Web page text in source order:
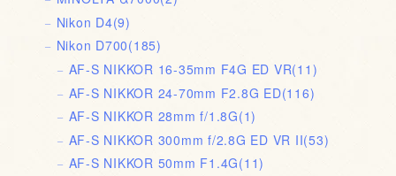
Nikon D4(9)
Nikon D700(185)
AF-S NIKKOR 16-35mm F4G ED VR(11)
AF-S NIKKOR 24-70mm F2.8G ED(116)
AF-S NIKKOR 28mm f/1.8G(1)
AF-S NIKKOR 300mm f/2.8G ED VR II(53)
AF-S NIKKOR 50mm F1.4G(11)